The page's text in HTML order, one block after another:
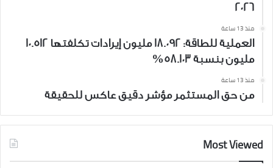
2026
منذ 13 ساعة
العملية للطاقة: 18.092 مليون إيرادات تكلفتها 10.512
مليون بنسبة 58.103%
منذ 13 ساعة
من حق المستثمر مؤشر دقيق عاكس للحقيقة
Most Viewed